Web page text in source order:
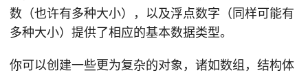
数（也许有多种大小），以及浮点数字（同样可能有
多种大小）提供了相应的基本数据类型。
你可以创建一些更为复杂的对象，诸如数组，结构体